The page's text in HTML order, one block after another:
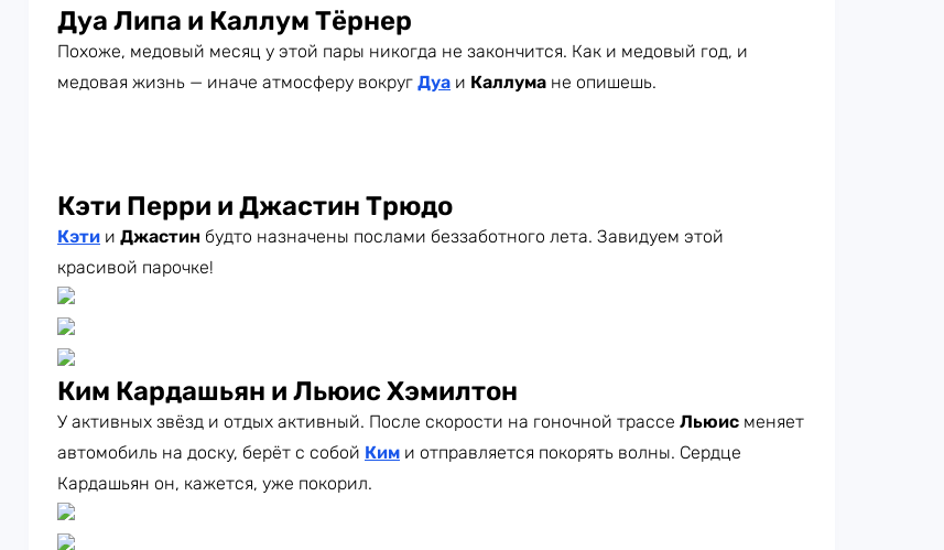
Дуа Липа и Каллум Тёрнер
Похоже, медовый месяц у этой пары никогда не закончится. Как и медовый год, и
медовая жизнь — иначе атмосферу вокруг Дуа и Каллума не опишешь.
Кэти Перри и Джастин Трюдо
Кэти и Джастин будто назначены послами беззаботного лета. Завидуем этой
красивой парочке!
Ким Кардашьян и Льюис Хэмилтон
У активных звёзд и отдых активный. После скорости на гоночной трассе Льюис меняет
автомобиль на доску, берёт с собой Ким и отправляется покорять волны. Сердце
Кардашьян он, кажется, уже покорил.